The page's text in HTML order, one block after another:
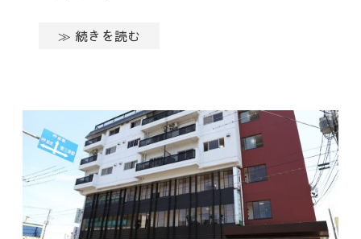
≫ 続きを読む